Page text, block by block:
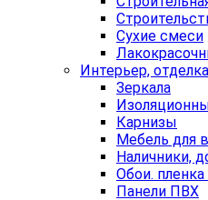
Сухие смеси
Интерьер, отделка
Зеркала
Карнизы
Мебель для
Наличники,
Обои. пленка
Панели ПВХ